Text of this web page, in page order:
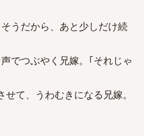
うだから、あと少しだけ続
でつぶやく兄嫁。｢それじゃ
て、うわむきになる兄嫁。